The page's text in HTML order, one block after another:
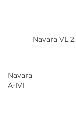
Navara
A-IVI
Navara VL